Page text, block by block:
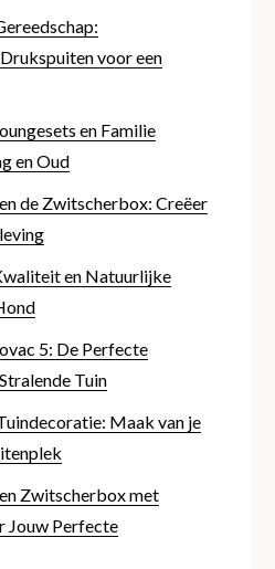
voor een
en Familie
en Oud
de Zwitscherbox: Creëer
en Natuurlijke
5: De Perfecte
Tuin
Maak van je
Zwitscherbox met
Jouw Perfecte